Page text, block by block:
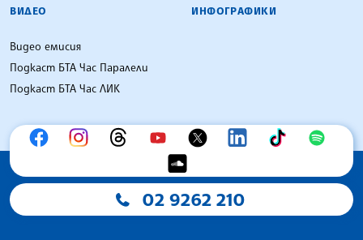
ВИДЕО
Видео емисия
Подкаст БТА Час Паралели
Подкаст БТА Час ЛИК
ИНФОГРАФИКИ
02 9262 210